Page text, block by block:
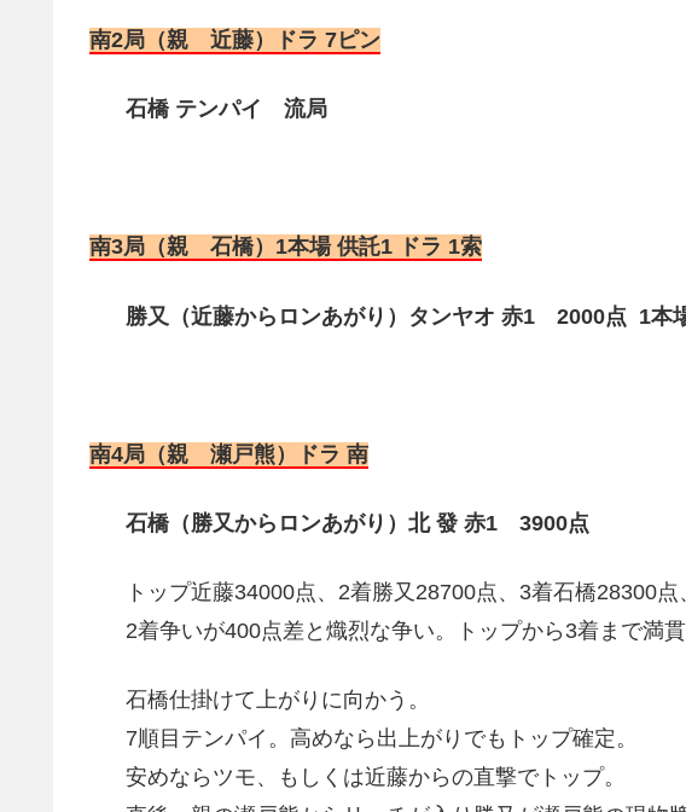
南2局（親 近藤）ドラ 7ピン
石橋 テンパイ 流局
南3局（親 石橋）1本場 供託1 ドラ 1索
勝又（近藤からロンあがり）タンヤオ 赤1 2000点 1本
南4局（親 瀬戸熊）ドラ 南
石橋（勝又からロンあがり）北 發 赤1 3900点
トップ近藤34000点、2着勝又28700点、3着石橋28300
2着争いが400点差と熾烈な争い。トップから3着まで満貫
石橋仕掛けて上がりに向かう。
7順目テンパイ。高めなら出上がりでもトップ確定。
安めならツモ、もしくは近藤からの直撃でトップ。